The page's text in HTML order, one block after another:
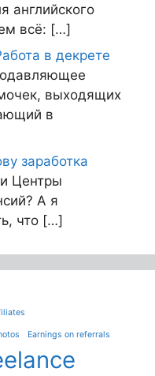
английского
всё: […]
в декрете
выходящих
в
заработка
Центры
А я
что […]
Earnings on referrals